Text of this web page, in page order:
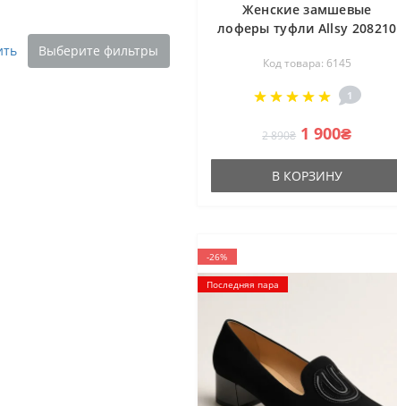
Выберите фильтры
Женские замшевые
лоферы туфли Allsy 208210
стиле Santoni Damer
Код товара: 6145
1
2 890₴ 1 900₴
В КОРЗИНУ
-26%
Последняя пара